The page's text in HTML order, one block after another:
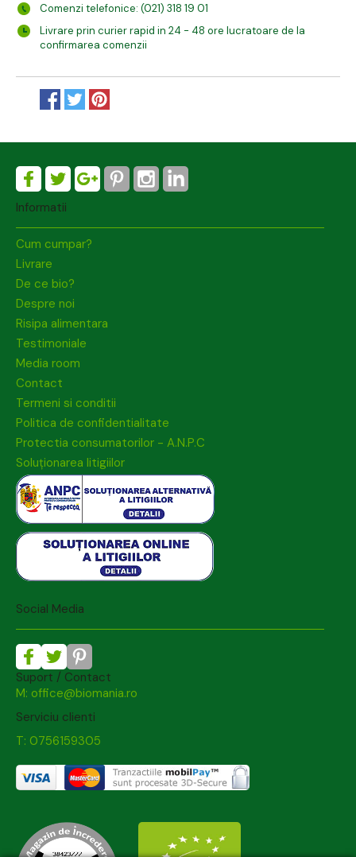
Comenzi telefonice: (021) 318 19 01
Livrare prin curier rapid in 24 - 48 ore lucratoare de la
confirmarea comenzii
Informatii
Cum cumpar?
Livrare
De ce bio?
Despre noi
Risipa alimentara
Testimoniale
Media room
Contact
Termeni si conditii
Politica de confidentialitate
Protectia consumatorilor - A.N.P.C
Soluționarea litigiilor
Social Media
Suport / Contact
M: office@biomania.ro
Serviciu clienti
T: 0756159305